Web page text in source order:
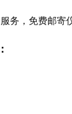
务，免费邮寄